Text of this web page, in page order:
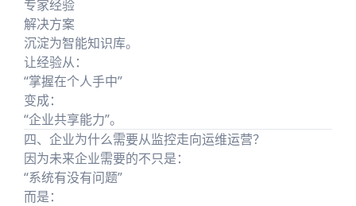
专家经验
解决方案
沉淀为智能知识库。
让经验从：
“掌握在个人手中”
变成：
“企业共享能力”。
四、企业为什么需要从监控走向运维运营？
因为未来企业需要的不只是：
“系统有没有问题”
而是：